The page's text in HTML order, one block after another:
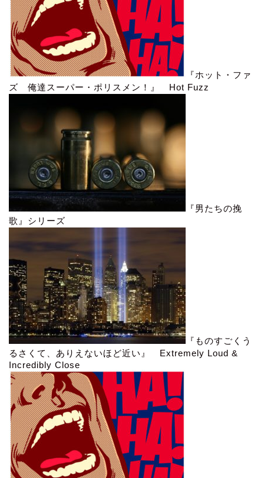
『ホット・ファ
ズ 俺達スーパー・ポリスメン！』 Hot Fuzz
『男たちの挽
歌』シリーズ
『ものすごくう
るさくて、ありえないほど近い』 Extremely Loud &
Incredibly Close